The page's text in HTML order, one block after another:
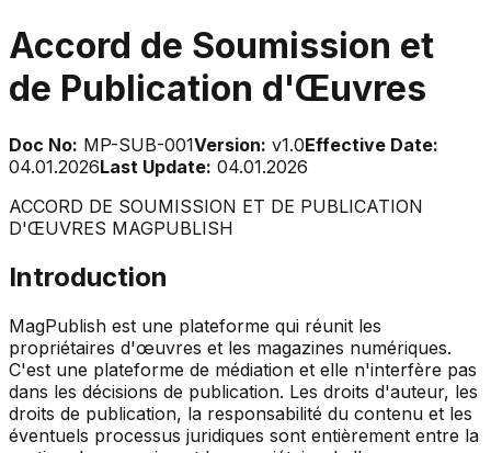
Accord de Soumission et
de Publication d'Œuvres
Doc No: MP-SUB-001Version: v1.0Effective Date:
04.01.2026Last Update: 04.01.2026
ACCORD DE SOUMISSION ET DE PUBLICATION
D'ŒUVRES MAGPUBLISH
Introduction
MagPublish est une plateforme qui réunit les
propriétaires d'œuvres et les magazines numériques.
C'est une plateforme de médiation et elle n'interfère pas
dans les décisions de publication. Les droits d'auteur, les
droits de publication, la responsabilité du contenu et les
éventuels processus juridiques sont entièrement entre la